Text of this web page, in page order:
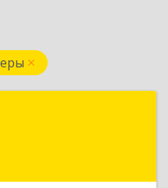
Холмогорская, д.20